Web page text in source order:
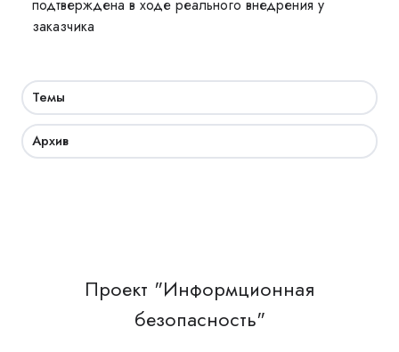
подтверждена в ходе реального внедрения у
заказчика
Темы
Архив
Проект "Информционная
безопасность"